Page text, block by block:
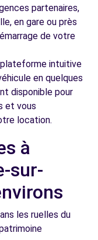
partenaires,
en gare ou près
de votre
intuitive
en quelques
disponible pour
et vous
location.
à
sur-
les ruelles du